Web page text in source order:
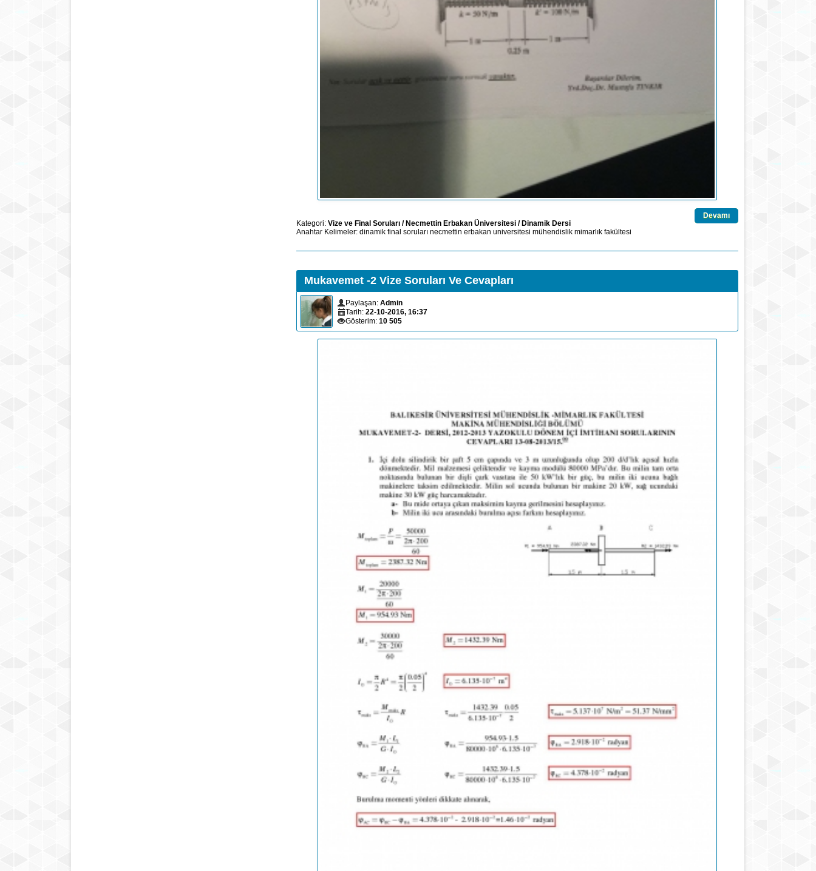
Devamı
Kategori: Vize ve Final Soruları /Necmettin Erbakan Üniversitesi /Dinamik Dersi
Anahtar Kelimeler: dinamik final soruları necmettin erbakan universitesi mühendislik mimarlık fakültesi
Mukavemet -2 Vize Soruları Ve Cevapları
Paylaşan: Admin
Tarih: 22-10-2016, 16:37
Gösterim: 10 505